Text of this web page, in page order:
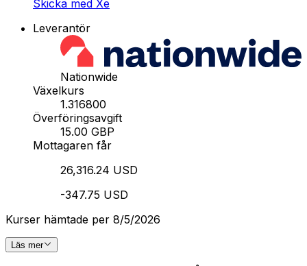
Skicka med Xe
Leverantör
Nationwide
Växelkurs
1.316800
Överföringsavgift
15.00 GBP
Mottagaren får
26,316.24 USD
-347.75 USD
Kurser hämtade per 8/5/2026
Läs mer